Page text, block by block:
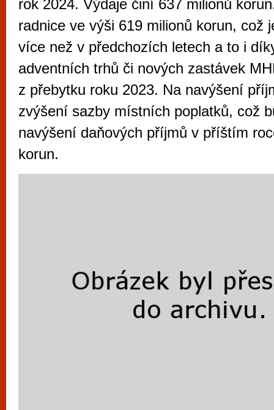
rok 2024. Výdaje činí 637 milionů
radnice ve výši 619 milionů korun, což
více než v předchozích letech a to i
adventních trhů či nových zastávek
z přebytku roku 2023. Na navýšení
zvýšení sazby místních poplatků, což
navýšení daňových příjmů v příštím
korun.
restaurace,
Mimo jiné je ale také místem, kde si
vyzkoušet různé kasinové hry. V
metropoli naleznete širokou nabídku her
po moderní automaty jak pro pravidelné
příležitostné hráče. V...